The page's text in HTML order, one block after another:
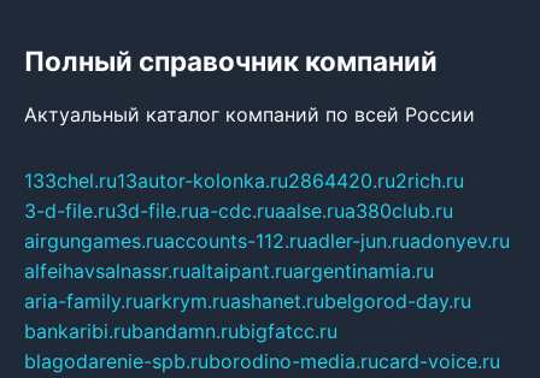
Полный справочник компаний
Актуальный каталог компаний по всей России
133chel.ru13autor-kolonka.ru2864420.ru2rich.ru
3-d-file.ru3d-file.rua-cdc.ruaalse.rua380club.ru
airgungames.ruaccounts-112.ruadler-jun.ruadonyev.ru
alfeihavsalnassr.rualtaipant.ruargentinamia.ru
aria-family.ruarkrym.ruashanet.rubelgorod-day.ru
bankaribi.rubandamn.rubigfatcc.ru
blagodarenie-spb.ruborodino-media.rucard-voice.ru